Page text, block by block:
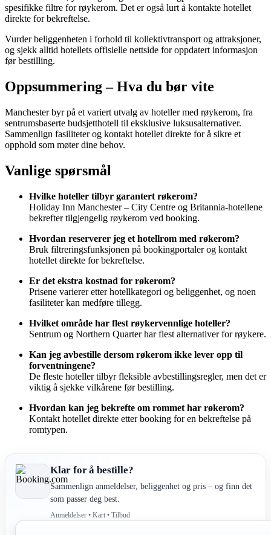
spesifikke filtre for røykerom. Det er også lurt å kontakte hotellet
direkte for bekreftelse.
Vurder beliggenheten i forhold til kollektivtransport og attraksjoner,
og sjekk alltid hotellets offisielle nettside for oppdatert informasjon
før bestilling.
Oppsummering – Hva du bør vite
Manchester byr på et variert utvalg av hoteller med røykerom, fra
sentrumsbaserte budsjetthotell til eksklusive luksusalternativer.
Sammenlign fasiliteter og kontakt hotellet direkte for å sikre et
opphold som møter dine behov.
Vanlige spørsmål
Hvilke hoteller tilbyr garantert røkerom?
Holiday Inn Manchester – City Centre og Britannia-hotellene
bekrefter tilgjengelig røykerom ved booking.
Hvordan reserverer jeg et hotellrom med røkerom?
Bruk filtreringsfunksjonen på bookingportaler og kontakt
hotellet direkte for bekreftelse.
Er det ekstra kostnad for røkerom?
Prisene varierer etter hotellkategori og beliggenhet, og noen
fasiliteter kan medføre tillegg.
Hvilket område har flest røykervennlige hoteller?
Sentrum og Northern Quarter har flest alternativer for røykere.
Kan jeg avbestille dersom røkerom ikke lever opp til
forventningene?
De fleste hoteller tilbyr fleksible avbestillingsregler, men det er
viktig å sjekke vilkårene før bestilling.
Hvordan kan jeg bekrefte om rommet har røkerom?
Kontakt hotellet direkte etter booking for en bekreftelse på
romtypen.
Klar for å bestille?
Sammenlign anmeldelser, beliggenhet og pris – og finn det
som passer deg best.
Anmeldelser • Kart • Tilbud